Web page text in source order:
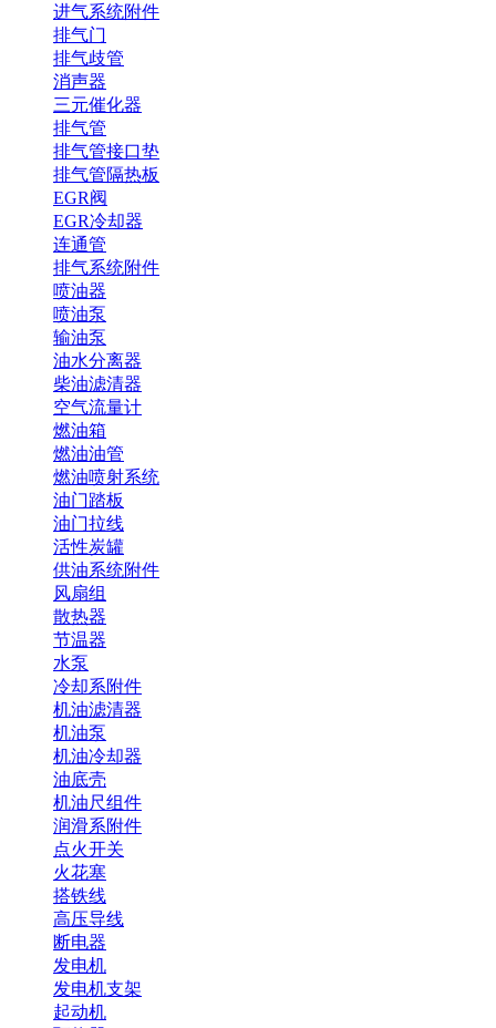
进气系统附件
排气门
排气歧管
消声器
三元催化器
排气管
排气管接口垫
排气管隔热板
EGR阀
EGR冷却器
连通管
排气系统附件
喷油器
喷油泵
输油泵
油水分离器
柴油滤清器
空气流量计
燃油箱
燃油油管
燃油喷射系统
油门踏板
油门拉线
活性炭罐
供油系统附件
风扇组
散热器
节温器
水泵
冷却系附件
机油滤清器
机油泵
机油冷却器
油底壳
机油尺组件
润滑系附件
点火开关
火花塞
搭铁线
高压导线
断电器
发电机
发电机支架
起动机